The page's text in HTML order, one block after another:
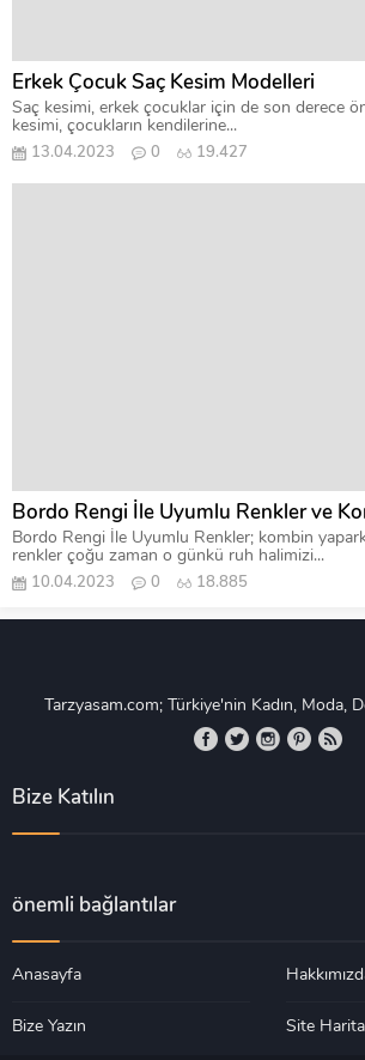
Erkek Çocuk Saç Kesim Modelleri
Saç kesimi, erkek çocuklar için de son derece
kesimi, çocukların kendilerine...
13.04.2023 0 19.427
Bordo Rengi İle Uyumlu Renkler ve
Bordo Rengi İle Uyumlu Renkler; kombin
renkler çoğu zaman o günkü ruh halimizi...
10.04.2023 0 18.885
Tarzyasam.com; Türkiye'nin Kadın, Moda,
Bize Katılın
önemli bağlantılar
Anasayfa
Bize Yazın Site